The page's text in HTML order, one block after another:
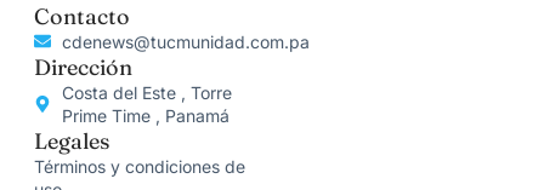
Contacto
cdenews@tucmunidad.com.pa
Dirección
Costa del Este , Torre
Prime Time , Panamá
Legales
Términos y condiciones de